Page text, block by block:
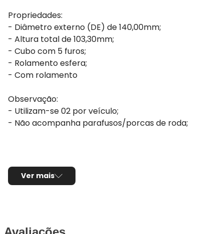
Propriedades:
- Diâmetro externo (DE) de 140,00mm;
- Altura total de 103,30mm;
- Cubo com 5 furos;
- Rolamento esfera;
- Com rolamento
Observação:
- Utilizam-se 02 por veículo;
- Não acompanha parafusos/porcas de roda;
Ver mais